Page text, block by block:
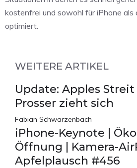
kostenfrei und sowohl für iPhone als
optimiert.
WEITERE ARTIKEL
Update: Apples
Prosser zieht sich
Fabian Schwarzenbach
iPhone-Keynote |
Öffnung | Kamera-
Apfelplausch #456